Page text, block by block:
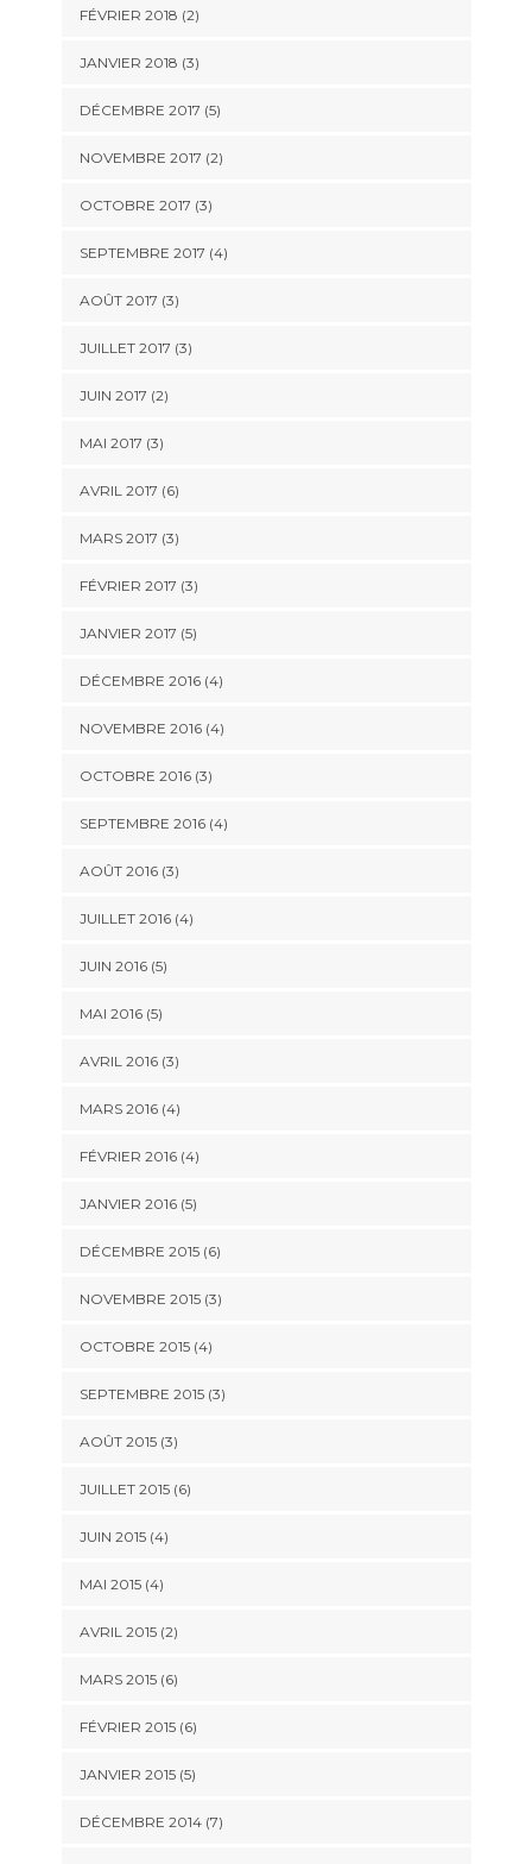
FÉVRIER 2018 (2)
JANVIER 2018 (3)
DÉCEMBRE 2017 (5)
NOVEMBRE 2017 (2)
OCTOBRE 2017 (3)
SEPTEMBRE 2017 (4)
AOÛT 2017 (3)
JUILLET 2017 (3)
JUIN 2017 (2)
MAI 2017 (3)
AVRIL 2017 (6)
MARS 2017 (3)
FÉVRIER 2017 (3)
JANVIER 2017 (5)
DÉCEMBRE 2016(4)
NOVEMBRE 2016(4)
OCTOBRE 2016(3)
SEPTEMBRE 2016(4)
AOÛT 2016(3)
JUILLET 2016(4)
JUIN 2016(5)
MAI 2016(5)
AVRIL 2016(3)
MARS 2016(4)
FÉVRIER 2016(4)
JANVIER 2016(5)
DÉCEMBRE 2015(6)
NOVEMBRE 2015(3)
OCTOBRE 2015(4)
SEPTEMBRE 2015(3)
AOÛT 2015(3)
JUILLET 2015(6)
JUIN 2015(4)
MAI 2015(4)
AVRIL 2015(2)
MARS 2015(6)
FÉVRIER 2015(6)
JANVIER 2015(5)
DÉCEMBRE 2014(7)